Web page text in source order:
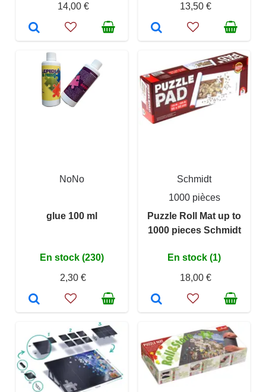
14,00 €
13,50 €
NoNo
glue 100 ml
En stock (230)
2,30 €
Schmidt
1000 pièces
Puzzle Roll Mat up to
1000 pieces Schmidt
En stock (1)
18,00 €